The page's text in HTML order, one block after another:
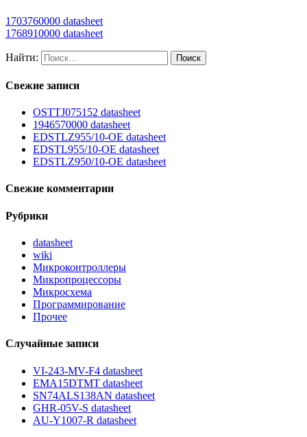
1703760000 datasheet
1768910000 datasheet
Найти:
Свежие записи
OSTTJ075152 datasheet
1946570000 datasheet
EDSTLZ955/10-OE datasheet
EDSTL955/10-OE datasheet
EDSTLZ950/10-OE datasheet
Свежие комментарии
Рубрики
datasheet
wiki
Микроконтроллеры
Микропроцессоры
Микросхема
Программирование
Прочее
Случайные записи
VI-243-MV-F4 datasheet
EMA15DTMT datasheet
SN74ALS138AN datasheet
GHR-05V-S datasheet
AU-Y1007-R datasheet